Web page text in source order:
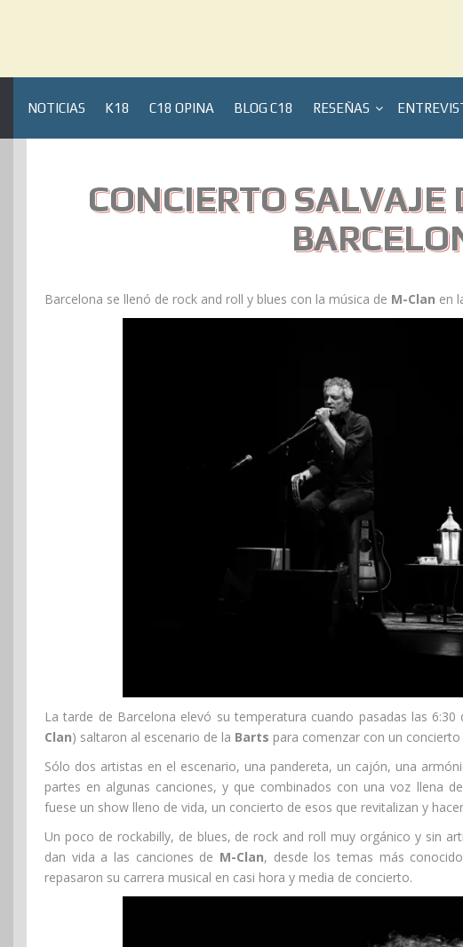
NOTICIAS K18 C18 OPINA BLOG C18 RESEÑAS
CONCIERTO
Barcelona se llenó de rock and roll y blues con la música de M-Clan en
La tarde de Barcelona elevó su temperatura cuando pasadas las 6:30
Clan) saltaron al escenario de la Barts para comenzar con un
Sólo dos artistas en el escenario, una pandereta, un cajón, una
partes en algunas canciones, y que combinados con una voz llena
fuese un show lleno de vida, un concierto de esos que revitalizan y
Un poco de rockabilly, de blues, de rock and roll muy orgánico y sin
dan vida a las canciones de M-Clan, desde los temas más
repasaron su carrera musical en casi hora y media de concierto.